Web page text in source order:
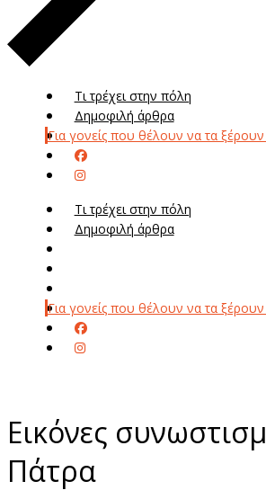
Τι τρέχει στην πόλη
Δημοφιλή άρθρα
Για γονείς που θέλουν να τα
Τι τρέχει στην πόλη
Δημοφιλή άρθρα
Για γονείς που θέλουν να τα
Εικόνες
Πάτρα